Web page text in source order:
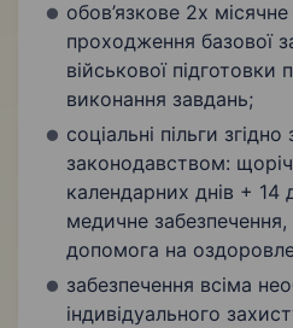
обов’язкове 2х
проходження базової
військової
виконання завдань;
соціальні пільги
законодавством:
календарних днів + 14
медичне
допомога на
забезпечення всіма
індивідуального